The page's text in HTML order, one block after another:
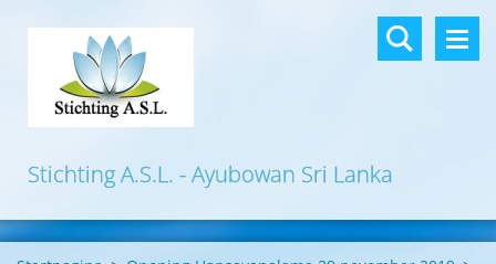
Stichting A.S.L. - Ayubowan Sri Lanka